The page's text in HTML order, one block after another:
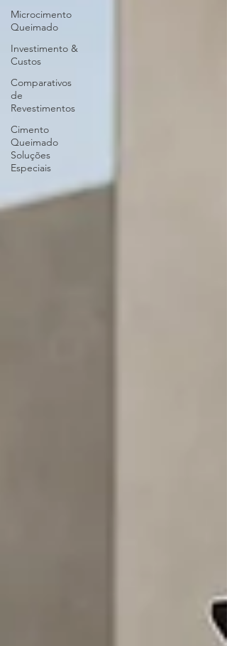
Microcimento
Queimado
Investimento &
Custos
Comparativos
de
Revestimentos
Cimento
Queimado
Soluções
Especiais